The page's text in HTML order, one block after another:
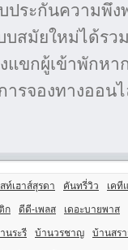
ประกันความพึง
สมัยใหม่ได้รว
แขกผู้เข้าพักหา
รจองทางออน
สท์เฮาส์สุรดา คันทรี่วิว เคที
ก ดีดี-เพลส เดอะบายพาส
นระรี บ้านวรชาญ บ้านสร